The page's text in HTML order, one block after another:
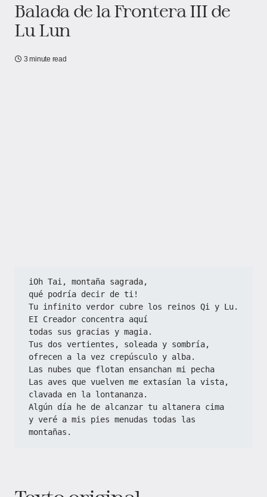
Balada de la Frontera III de
Lu Lun
3 minute read
iOh Tai, montaña sagrada,
qué podría decir de ti!
Tu infinito verdor cubre los reinos Qi y Lu.
EI Creador concentra aquí
todas sus gracias y magia.
Tus dos vertientes, soleada y sombría,
ofrecen a la vez crepúsculo y alba.
Las nubes que flotan ensanchan mi pecha
Las aves que vuelven me extasían la vista,
clavada en la lontananza.
Algún día he de alcanzar tu altanera cima
y veré a mis pies menudas todas las
montañas.